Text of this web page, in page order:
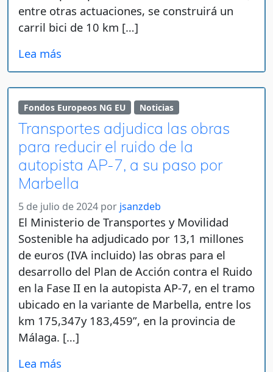
entre otras actuaciones, se construirá un
carril bici de 10 km […]
Lea más
Fondos Europeos NG EU Noticias
Transportes adjudica las obras
para reducir el ruido de la
autopista AP-7, a su paso por
Marbella
5 de julio de 2024 por jsanzdeb
El Ministerio de Transportes y Movilidad
Sostenible ha adjudicado por 13,1 millones
de euros (IVA incluido) las obras para el
desarrollo del Plan de Acción contra el Ruido
en la Fase II en la autopista AP-7, en el tramo
ubicado en la variante de Marbella, entre los
km 175,347y 183,459”, en la provincia de
Málaga. […]
Lea más